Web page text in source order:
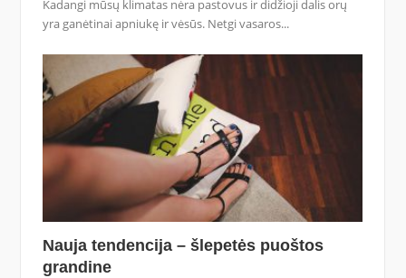
Kadangi mūsų klimatas nėra pastovus ir didžioji dalis orų
yra ganėtinai apniukę ir vėsūs. Netgi vasaros...
Nauja tendencija – šlepetės puoštos
grandine